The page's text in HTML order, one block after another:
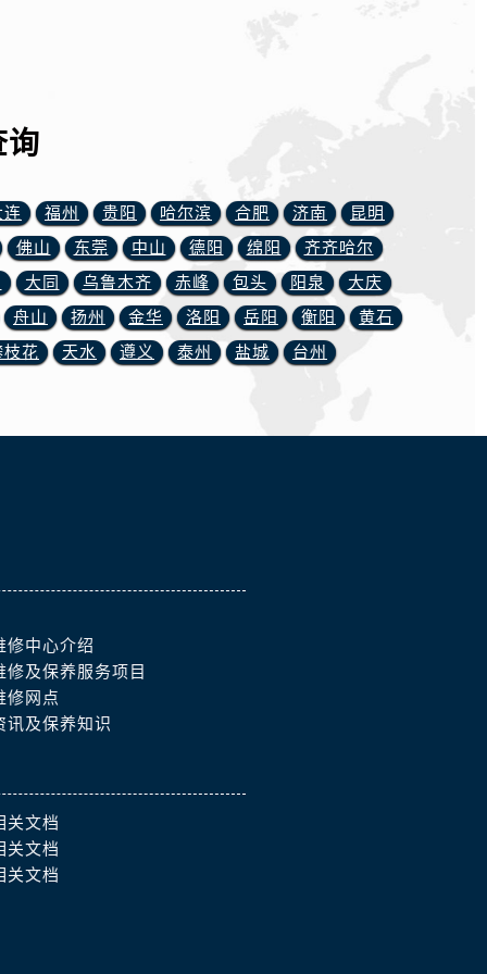
询
连 福州 贵阳 哈尔滨 合肥 济南
昆明
佛山
东莞 中山 德阳 绵阳
齐齐哈尔
大同 乌鲁木齐 赤峰 包头 阳泉
大庆
舟山
扬州 金华 洛阳 岳阳 衡阳
黄石
枝花
天水 遵义 泰州 盐城 台州
修中心介绍
修及保养服务项目
修网点
讯及保养知识
关文档
关文档
关文档